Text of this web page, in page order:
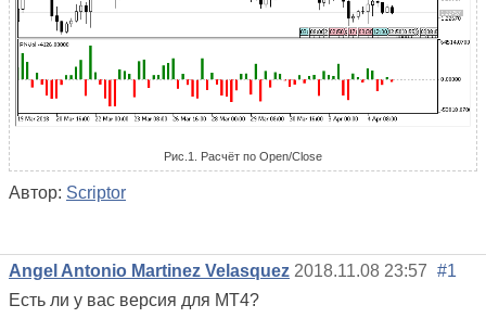
Рис.1. Расчёт по Open/Close
Автор: Scriptor
Angel Antonio Martinez Velasquez 2018.11.08 23:57 #1
Есть ли у вас версия для MT4?